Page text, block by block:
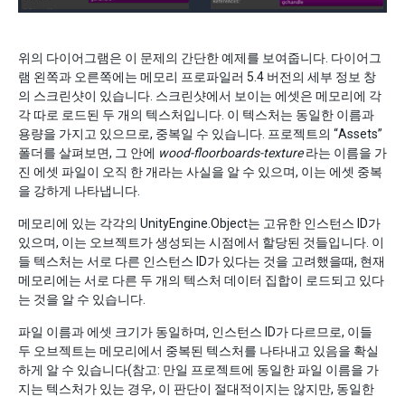
위의 다이어그램은 이 문제의 간단한 예제를 보여줍니다. 다이어그
램 왼쪽과 오른쪽에는 메모리 프로파일러 5.4 버전의 세부 정보 창
의 스크린샷이 있습니다. 스크린샷에서 보이는 에셋은 메모리에 각
각 따로 로드된 두 개의 텍스처입니다. 이 텍스처는 동일한 이름과
용량을 가지고 있으므로, 중복일 수 있습니다. 프로젝트의 “Assets”
폴더를 살펴보면, 그 안에 wood-floorboards-texture라는 이름을 가
진 에셋 파일이 오직 한 개라는 사실을 알 수 있으며, 이는 에셋 중복
을 강하게 나타냅니다.
메모리에 있는 각각의 UnityEngine.Object는 고유한 인스턴스 ID가
있으며, 이는 오브젝트가 생성되는 시점에서 할당된 것들입니다. 이
들 텍스처는 서로 다른 인스턴스 ID가 있다는 것을 고려했을때, 현재
메모리에는 서로 다른 두 개의 텍스처 데이터 집합이 로드되고 있다
는 것을 알 수 있습니다.
파일 이름과 에셋 크기가 동일하며, 인스턴스 ID가 다르므로, 이들
두 오브젝트는 메모리에서 중복된 텍스처를 나타내고 있음을 확실
하게 알 수 있습니다(참고: 만일 프로젝트에 동일한 파일 이름을 가
지는 텍스처가 있는 경우, 이 판단이 절대적이지는 않지만, 동일한